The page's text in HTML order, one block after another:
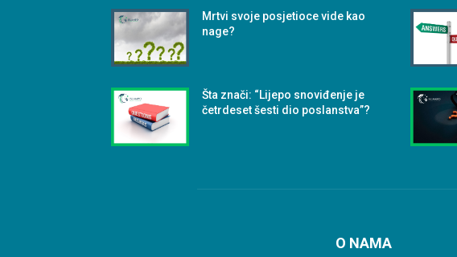
Mrtvi svoje posjetioce vide kao
nage?
Šta znači: “Lijepo snoviđenje je
četrdeset šesti dio poslanstva”?
O NAMA